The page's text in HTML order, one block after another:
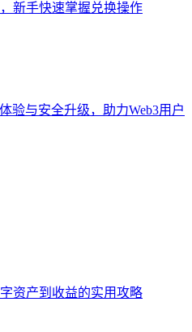
新手快速掌握兑换操作
验与安全升级，助力Web3用户
资产到收益的实用攻略